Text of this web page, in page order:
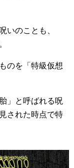
いのことも、
のを「特級仮想
」と呼ばれる呪
された時点で特